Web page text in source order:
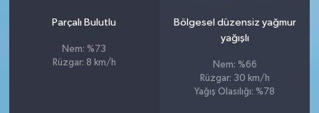
Parçalı Bulutlu
Nem: %73
Rüzgar: 8 km/h
Bölgesel düzensiz yağmur
yağışlı
Nem: %66
Rüzgar: 30 km/h
Yağış Olasılığı: %78